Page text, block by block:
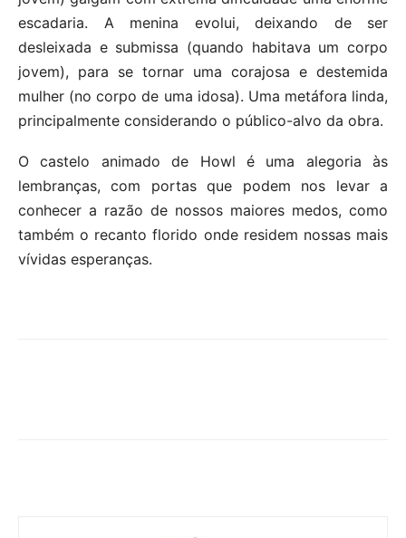
escadaria. A menina evolui, deixando de ser
desleixada e submissa (quando habitava um corpo
jovem), para se tornar uma corajosa e destemida
mulher (no corpo de uma idosa). Uma metáfora linda,
principalmente considerando o público-alvo da obra.
O castelo animado de Howl é uma alegoria às
lembranças, com portas que podem nos levar a
conhecer a razão de nossos maiores medos, como
também o recanto florido onde residem nossas mais
vívidas esperanças.